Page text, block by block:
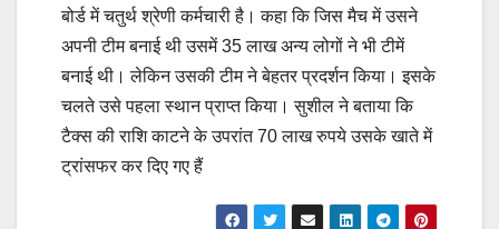
बोर्ड में चतुर्थ श्रेणी कर्मचारी है। कहा कि जिस मैच में उसने
अपनी टीम बनाई थी उसमें 35 लाख अन्य लोगों ने भी टीमें
बनाई थी। लेकिन उसकी टीम ने बेहतर प्रदर्शन किया। इसके
चलते उसे पहला स्थान प्राप्त किया। सुशील ने बताया कि
टैक्स की राशि काटने के उपरांत 70 लाख रुपये उसके खाते में
ट्रांसफर कर दिए गए हैं